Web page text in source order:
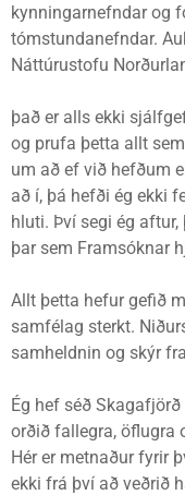
kynningarnefndar og
tómstundanefndar.
Náttúrustofu
það er alls ekki
og prufa þetta allt
um að ef við hefðum
að í, þá hefði ég ekki
hluti. Því segi ég
þar sem Framsóknar
Allt þetta hefur gefið
samfélag sterkt.
samheldnin og skýr
Ég hef séð
orðið fallegra, öflugra
Hér er metnaður fyrir
ekki frá því að veðrið